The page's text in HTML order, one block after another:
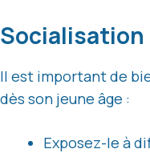
Socialisation
Il est important de
dès son jeune âge :
Exposez-le à